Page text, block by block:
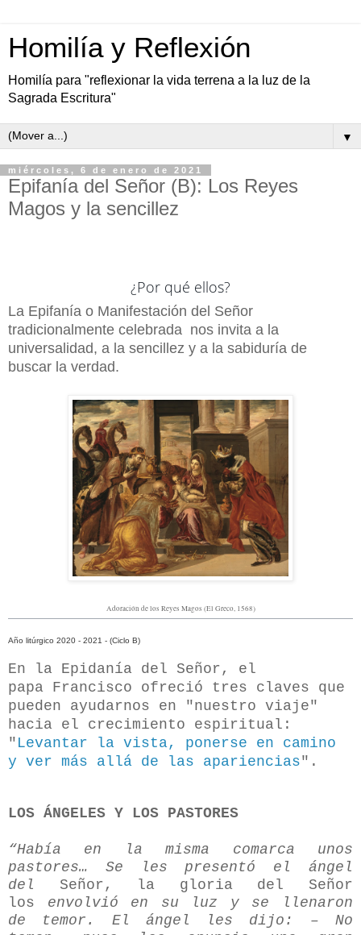
Homilía y Reflexión
Homilía para "reflexionar la vida terrena a la luz de la
Sagrada Escritura"
▼
miércoles, 6 de enero de 2021
Epifanía del Señor (B): Los Reyes
Magos y la sencillez
¿Por qué ellos?
La Epifanía o Manifestación del Señor
tradicionalmente celebrada nos invita a la
universalidad, a la sencillez y a la sabiduría de
buscar la verdad.
Adoración de los Reyes Magos (El Greco, 1568)
Año litúrgico 2020 - 2021 - (Ciclo B)
En la Epidanía del Señor, el
papa Francisco ofreció tres claves que
pueden ayudarnos en "nuestro viaje"
hacia el crecimiento espiritual:
" Levantar la vista, ponerse en camino
y ver más allá de las apariencias".
LOS ÁNGELES Y LOS PASTORES
“Había en la misma comarca unos
pastores… Se les presentó el ángel
del Señor, la gloria del Señor
los envolvió en su luz y se llenaron
de temor. El ángel les dijo: – No